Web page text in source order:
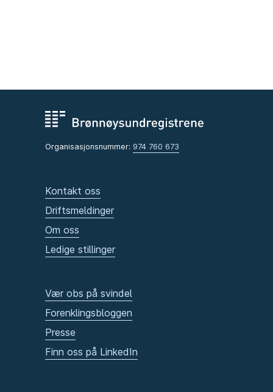
Organisasjonsnummer: 974 760 673
Kontakt oss
Driftsmeldinger
Om oss
Ledige stillinger
Vær obs på svindel
Forenklingsbloggen
Presse
Finn oss på LinkedIn